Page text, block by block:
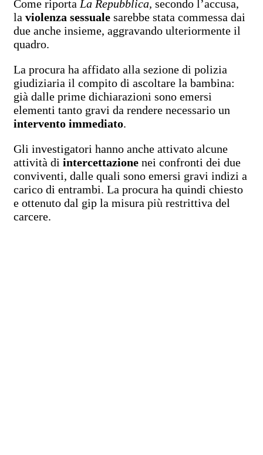
Come riportaLa Repubblica, secondo l’accusa,
la violenza sessuale sarebbe stata commessa dai
due anche insieme, aggravando ulteriormente il
quadro.
La procura ha affidato alla sezione di polizia
giudiziaria il compito di ascoltare la bambina:
già dalle prime dichiarazioni sono emersi
elementi tanto gravi da rendere necessario un
intervento immediato.
Gli investigatori hanno anche attivato alcune
attività di intercettazione nei confronti dei due
conviventi, dalle quali sono emersi gravi indizi a
carico di entrambi. La procura ha quindi chiesto
e ottenuto dal gip la misura più restrittiva del
carcere.